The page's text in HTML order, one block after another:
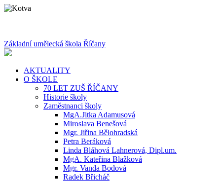
Základní umělecká škola Říčany
AKTUALITY
O ŠKOLE
70 LET ZUŠ ŘÍČANY
Historie školy
Zaměstnanci školy
MgA.Jitka Adamusová
Miroslava Benešová
Mgr. Jiřina Bělohradská
Petra Beráková
Linda Bláhová Lahnerová, Dipl.um.
MgA. Kateřina Blažková
Mgr. Vanda Bodová
Radek Břicháč